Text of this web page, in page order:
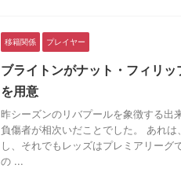
移籍関係 プレイヤー
ブライトンがナット・フィリ
を用意
昨シーズンのリバプールを象徴する出
負傷者が相次いだことでした。 あれ
し、それでもレッズはプレミアリーグ
の ...